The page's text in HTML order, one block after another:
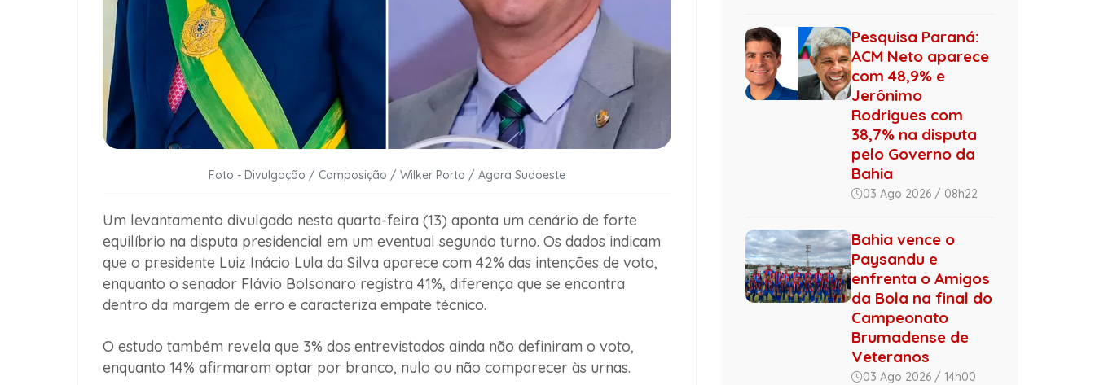
Foto - Divulgação / Composição / Wilker Porto / Agora Sudoeste
Um levantamento divulgado nesta quarta-feira (13) aponta um cenário de forte
equilíbrio na disputa presidencial em um eventual segundo turno. Os dados indicam
que o presidente Luiz Inácio Lula da Silva aparece com 42% das intenções de voto,
enquanto o senador Flávio Bolsonaro registra 41%, diferença que se encontra
dentro da margem de erro e caracteriza empate técnico.
O estudo também revela que 3% dos entrevistados ainda não definiram o voto,
enquanto 14% afirmaram optar por branco, nulo ou não comparecer às urnas.
Pesquisa Paraná:
ACM Neto aparece
com 48,9% e
Jerônimo
Rodrigues com
38,7% na disputa
pelo Governo da
Bahia
03 Ago 2026 / 08h22
Bahia vence o
Paysandu e
enfrenta o Amigos
da Bola na final do
Campeonato
Brumadense de
Veteranos
03 Ago 2026 / 14h00